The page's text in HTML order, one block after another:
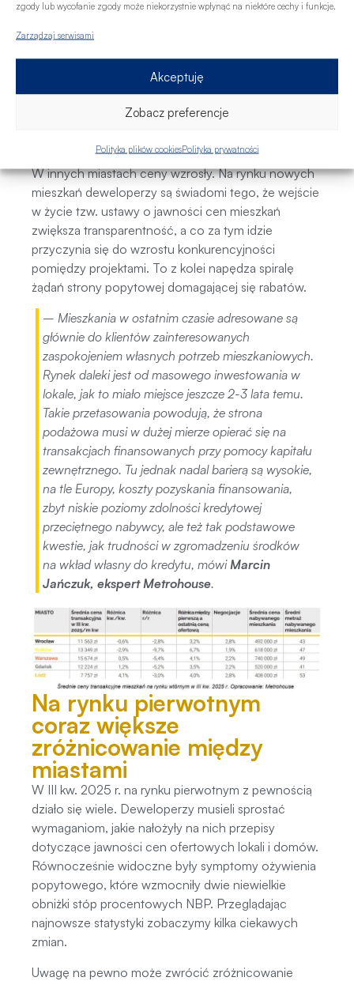
zgody lub wycofanie zgody może niekorzystnie wpłynąć na niektóre cechy i funkcje.
Zarządzaj serwisami
Akceptuję
Zobacz preferencje
Polityka plików cookiesPolityka prywatności
cenowych na rynku mieszkań. Jak pokazuje niniejszy
raport, wprawdzie w porównaniu do analogicznego
okresu ubiegłego roku na rynku wtórnym średnie
ceny sprzedawanych mieszkań w każdym z pięciu
analizowanych miast uległy obniżeniu, to już w
Łodzi widoczna jest nieduża roczna korekta w dół.
W innych miastach ceny wzrosły. Na rynku nowych
mieszkań deweloperzy są świadomi tego, że wejście
w życie tzw. ustawy o jawności cen mieszkań
zwiększa transparentność, a co za tym idzie
przyczynia się do wzrostu konkurencyjności
pomiędzy projektami. To z kolei napędza spiralę
żądań strony popytowej domagającej się rabatów.
– Mieszkania w ostatnim czasie adresowane są
głównie do klientów zainteresowanych
zaspokojeniem własnych potrzeb mieszkaniowych.
Rynek daleki jest od masowego inwestowania w
lokale, jak to miało miejsce jeszcze 2-3 lata temu.
Takie przetasowania powodują, że strona
podażowa musi w dużej mierze opierać się na
transakcjach finansowanych przy pomocy kapitału
zewnętrznego. Tu jednak nadal barierą są wysokie,
na tle Europy, koszty pozyskania finansowania,
zbyt niskie poziomy zdolności kredytowej
przeciętnego nabywcy, ale też tak podstawowe
kwestie, jak trudności w zgromadzeniu środków
na wkład własny do kredytu, mówi Marcin
Jańczuk, ekspert Metrohouse.
Na rynku pierwotnym
coraz większe
zróżnicowanie między
miastami
W III kw. 2025 r. na rynku pierwotnym z pewnością
działo się wiele. Deweloperzy musieli sprostać
wymaganiom, jakie nałożyły na nich przepisy
dotyczące jawności cen ofertowych lokali i domów.
Równocześnie widoczne były symptomy ożywienia
popytowego, które wzmocniły dwie niewielkie
obniżki stóp procentowych NBP. Przeglądając
najnowsze statystyki zobaczymy kilka ciekawych
zmian.
Uwagę na pewno może zwrócić zróżnicowanie